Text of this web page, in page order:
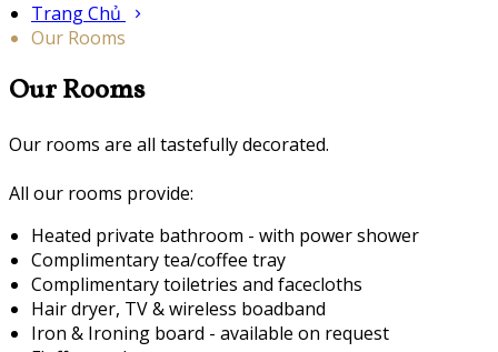
Trang Chủ
Our Rooms
Our Rooms
Our rooms are all tastefully decorated.
All our rooms provide:
Heated private bathroom - with power shower
Complimentary tea/coffee tray
Complimentary toiletries and facecloths
Hair dryer, TV & wireless boadband
Iron & Ironing board - available on request